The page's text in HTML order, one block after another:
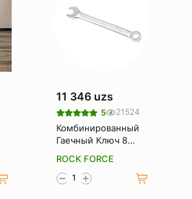
11 346 uzs
5 21524
Комбинированный
Гаечный Ключ 8
75508
ROCK FORCE